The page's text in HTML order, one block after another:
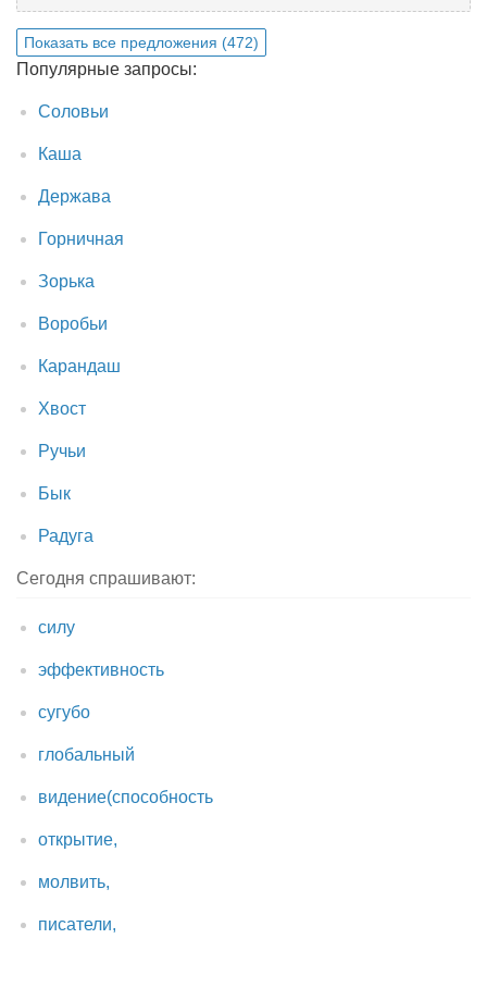
Показать все предложения (472)
Популярные запросы:
Соловьи
Каша
Держава
Горничная
Зорька
Воробьи
Карандаш
Хвост
Ручьи
Бык
Радуга
Сегодня спрашивают:
силу
эффективность
сугубо
глобальный
видение(способность
открытие,
молвить,
писатели,